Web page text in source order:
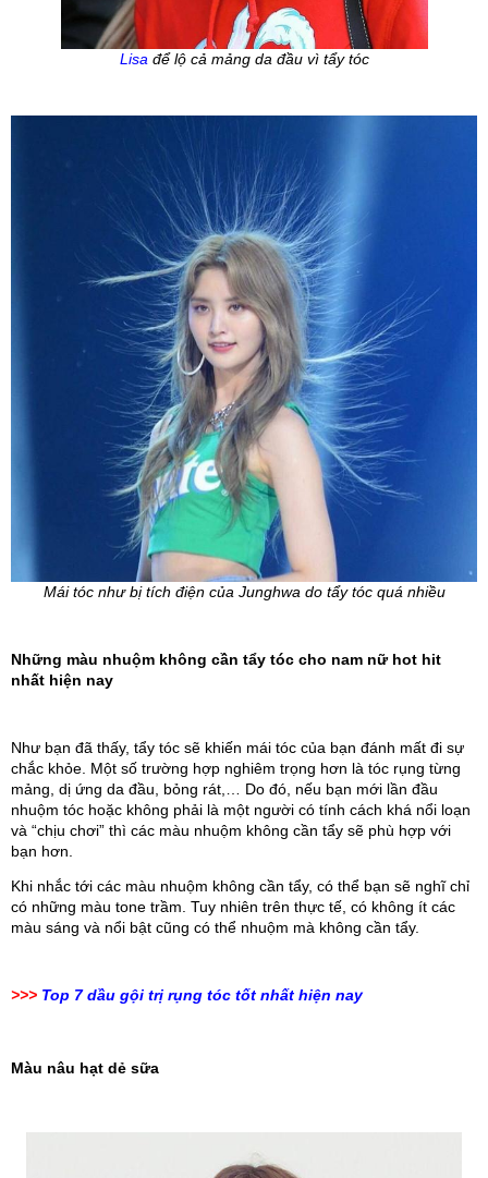
Lisa để lộ cả mảng da đầu vì tẩy tóc
Mái tóc như bị tích điện của Junghwa do tẩy tóc quá nhiều
Những màu nhuộm không cần tẩy tóc cho nam nữ hot hit
nhất hiện nay
Như bạn đã thấy, tẩy tóc sẽ khiến mái tóc của bạn đánh mất đi sự
chắc khỏe. Một số trường hợp nghiêm trọng hơn là tóc rụng từng
mảng, dị ứng da đầu, bỏng rát,… Do đó, nếu bạn mới lần đầu
nhuộm tóc hoặc không phải là một người có tính cách khá nổi loạn
và “chịu chơi” thì các màu nhuộm không cần tẩy sẽ phù hợp với
bạn hơn.
Khi nhắc tới các màu nhuộm không cần tẩy, có thể bạn sẽ nghĩ chỉ
có những màu tone trầm. Tuy nhiên trên thực tế, có không ít các
màu sáng và nổi bật cũng có thể nhuộm mà không cần tẩy.
>>> Top 7 dầu gội trị rụng tóc tốt nhất hiện nay
Màu nâu hạt dẻ sữa